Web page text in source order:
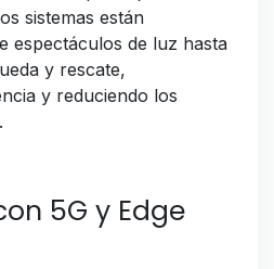
sistemas están
espectáculos de luz hasta
y rescate,
y reduciendo los
5G y Edge